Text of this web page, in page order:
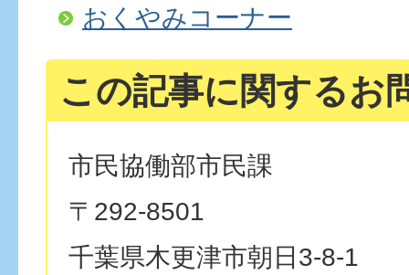
おくやみコーナー
この記事に関するお
市民協働部市民課
〒292-8501
千葉県木更津市朝日3-8-1